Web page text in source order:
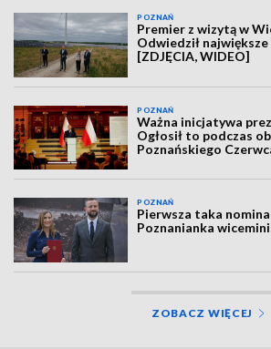
POZNAŃ
Premier z wizytą w
Odwiedził
[ZDJĘCIA, WIDEO]
POZNAŃ
Ważna inicjatywa
Ogłosił to podczas
Poznańskiego
POZNAŃ
Pierwsza taka
Poznanianka
ZOBACZ WIĘCEJ